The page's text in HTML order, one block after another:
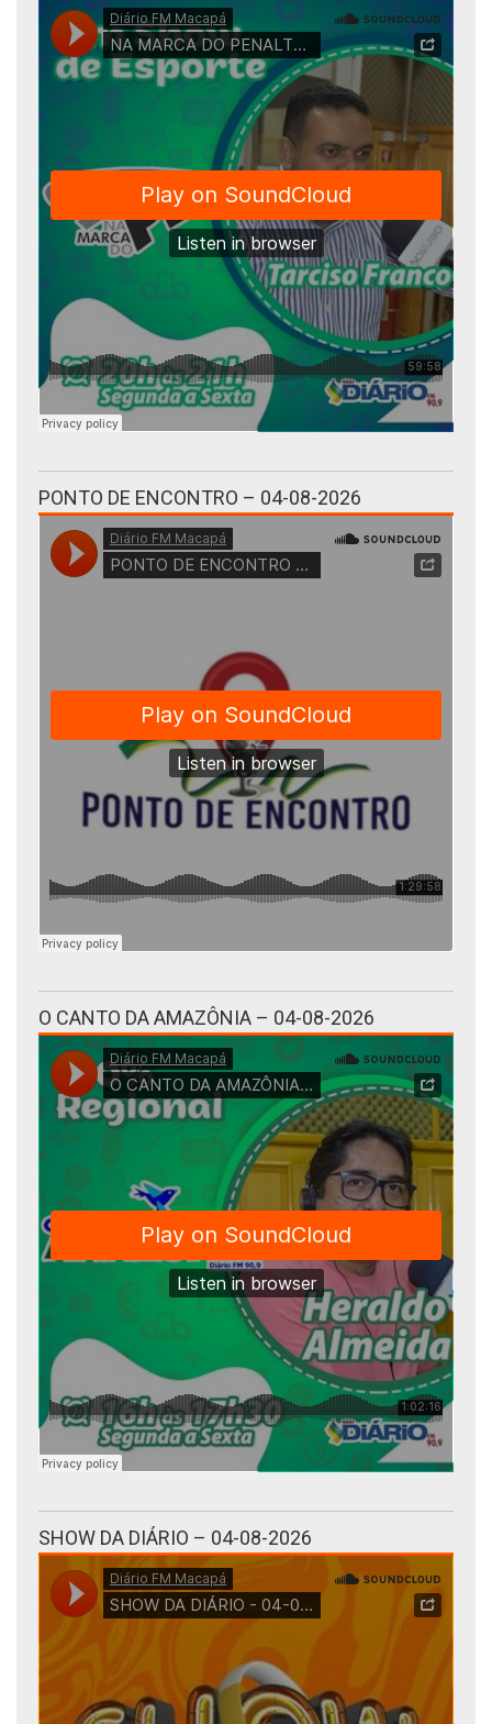
PONTO DE ENCONTRO – 04-08-2026
O CANTO DA AMAZÔNIA – 04-08-2026
SHOW DA DIÁRIO – 04-08-2026